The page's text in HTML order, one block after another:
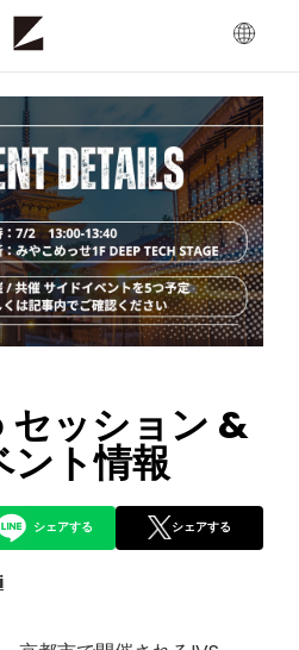
ッション &
ント情報
シェアする シェアする